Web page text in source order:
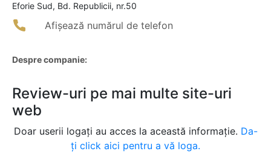
Eforie Sud, Bd. Republicii, nr.50
Afișează numărul de telefon
Despre companie:
Review-uri pe mai multe site-uri
web
Doar userii logați au acces la această informație. Da-
ți click aici pentru a vă loga.